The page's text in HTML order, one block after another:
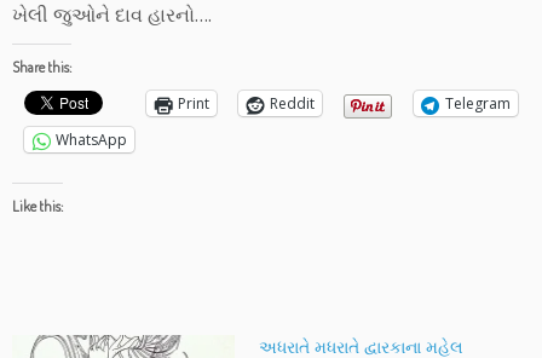
ખેલી જુઓને દાવ હારનો….
Share this:
Print Reddit
Telegram
WhatsApp
Like this:
અધરાતે મધરાતે દ્વારકાના મહેલ